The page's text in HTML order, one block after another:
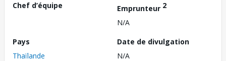
Chef d’équipe
Emprunteur 2
N/A
Pays
Thaïlande
Date de divulgation
N/A